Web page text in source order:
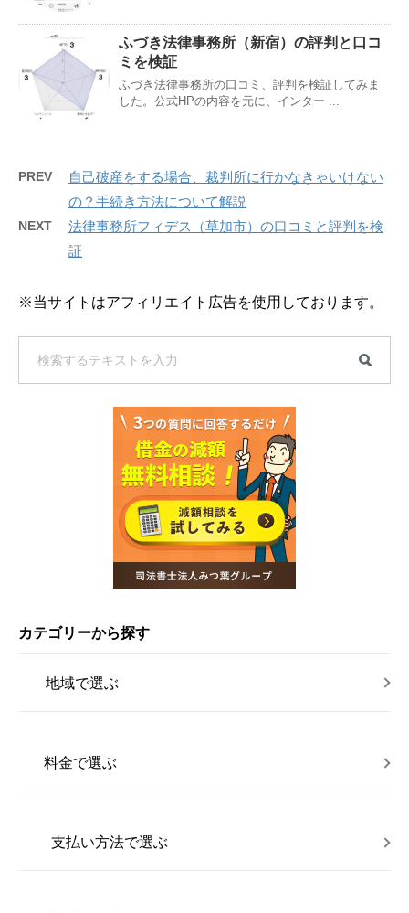
ふづき法律事務所（新宿）の評判と口コ
ミを検証
ふづき法律事務所の口コミ、評判を検証してみま
した。公式HPの内容を元に、インター ...
PREV
自己破産をする場合、裁判所に行かなきゃいけない
の？手続き方法について解説
NEXT
法律事務所フィデス（草加市）の口コミと評判を検
証
※当サイトはアフィリエイト広告を使用しております。
カテゴリーから探す
地域で選ぶ
料金で選ぶ
支払い方法で選ぶ